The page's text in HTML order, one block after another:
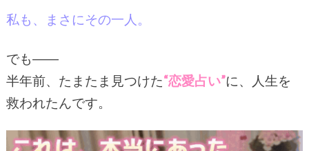
私も、まさにその一人。
でも――
半年前、たまたま見つけた“恋愛占い”に、人生を
救われたんです。